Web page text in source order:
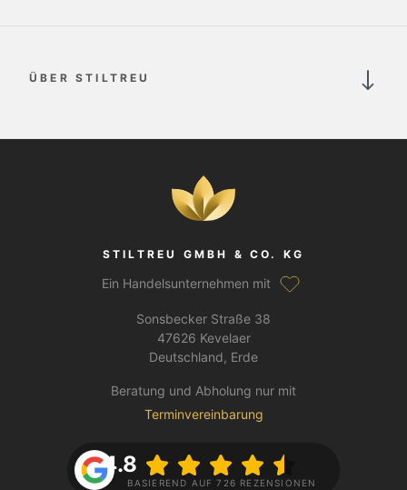
ÜBER STILTREU
STILTREU GMBH & CO. KG
Ein Handelsunternehmen mit
Sonsbecker Straße 38
47626 Kevelaer
Deutschland, Erde
Beratung und Abholung nur mit
Terminvereinbarung
4.8
BASIEREND AUF 726 REZENSIONEN